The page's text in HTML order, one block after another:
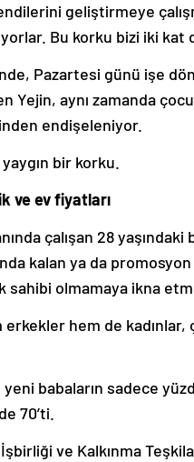
geliştirmeye
Bu korku bizi iki kat
Pazartesi günü işe
Yejin, aynı zamanda
endişeleniyor.
bir korku.
ve ev fiyatları
çalışan 28
kalan ya da
sahibi olmamaya ikna
hem de kadınlar,
yeni babaların sadece
70’ti.
ve Kalkınma